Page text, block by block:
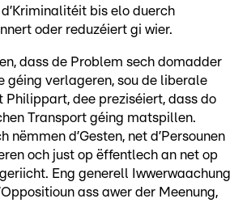
bis elo duerch
oder reduzéiert gi wier.
dass de Problem sech domadder
géing verlageren, sou de liberale
Philippart, dee preziséiert, dass do
Transport géing matspillen.
nëmmen d’Gesten, net d’Persounen
och just op ëffentlech an net op
Eng generell Iwwerwaachung
ass awer der Meenung,